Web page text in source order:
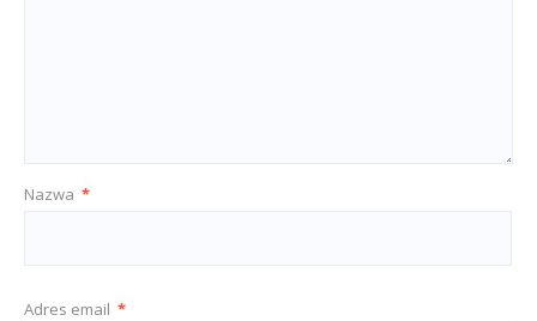
Nazwa *
Adres email *